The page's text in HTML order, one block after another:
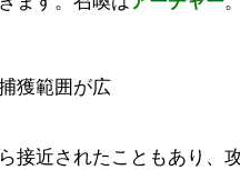
獲範囲が広
接近されたこともあり、